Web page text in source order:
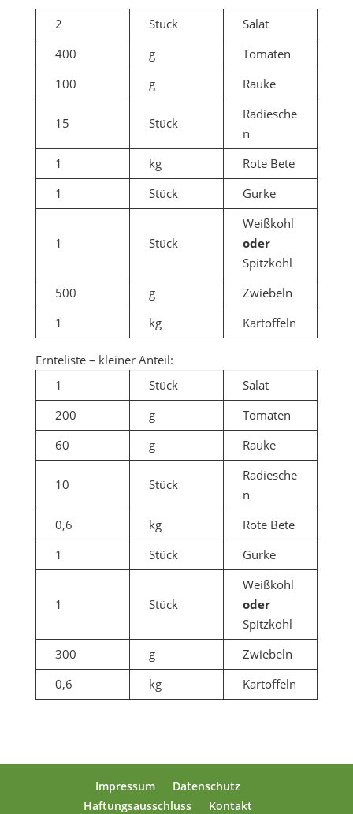
2 Stück
Salat
400
g
Tomaten
100
g Rauke
15 Stück
Radiesche
n
1
kg
Rote Bete
1
Stück Gurke
1 Stück
Weißkohl
oder
Spitzkohl
500
g
Zwiebeln
1
kg Kartoffeln
Ernteliste – kleiner Anteil:
1
Stück
Salat
200
g
Tomaten
60
g Rauke
10 Stück
Radiesche
n
0,6
kg
Rote Bete
1
Stück Gurke
1 Stück
Weißkohl
oder
Spitzkohl
300
g
Zwiebeln
0,6
kg Kartoffeln
Impressum
Datenschutz
Haftungsausschluss
Kontakt